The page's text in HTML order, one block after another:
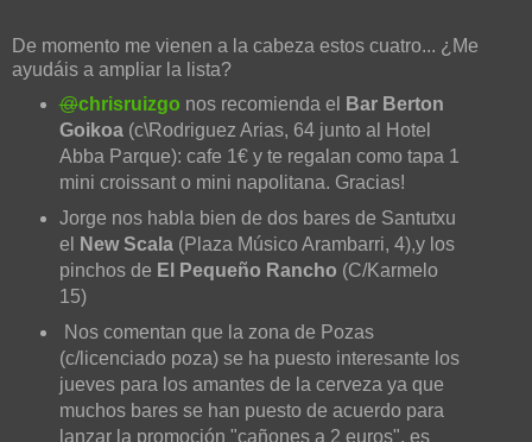
De momento me vienen a la cabeza estos cuatro... ¿Me
ayudáis a ampliar la lista?
@chrisruizgo nos recomienda el
Bar Berton
Goikoa(c\Rodriguez Arias, 64 junto al Hotel
Abba Parque): cafe 1€ y te regalan como tapa 1
mini croissant o mini napolitana. Gracias!
Jorge nos habla bien de dos bares de Santutxu
el
New Scala(Plaza Músico Arambarri, 4),y los
pinchos de El Pequeño Rancho (C/Karmelo
15)
Nos comentan que la zona de Pozas
(c/licenciado poza) se ha puesto interesante los
jueves para los amantes de la cerveza ya que
muchos bares se han puesto de acuerdo para
lanzar la promoción "cañones a 2 euros", es